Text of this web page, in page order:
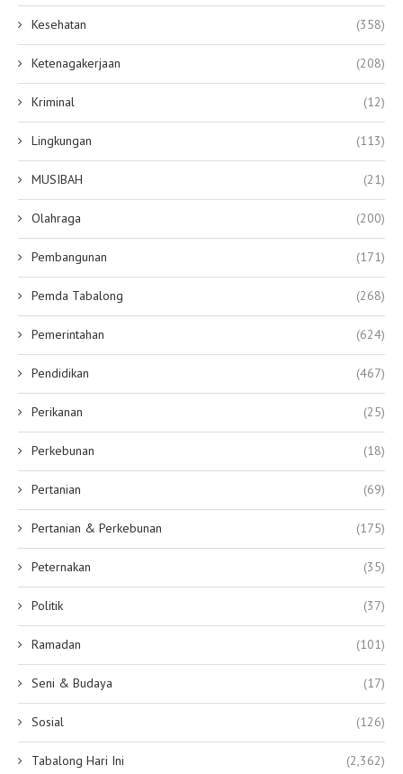
Kesehatan (358)
Ketenagakerjaan (208)
Kriminal (12)
Lingkungan (113)
MUSIBAH (21)
Olahraga (200)
Pembangunan (171)
Pemda Tabalong (268)
Pemerintahan (624)
Pendidikan (467)
Perikanan (25)
Perkebunan (18)
Pertanian (69)
Pertanian & Perkebunan (175)
Peternakan (35)
Politik (37)
Ramadan (101)
Seni & Budaya (17)
Sosial (126)
Tabalong Hari Ini (2,362)